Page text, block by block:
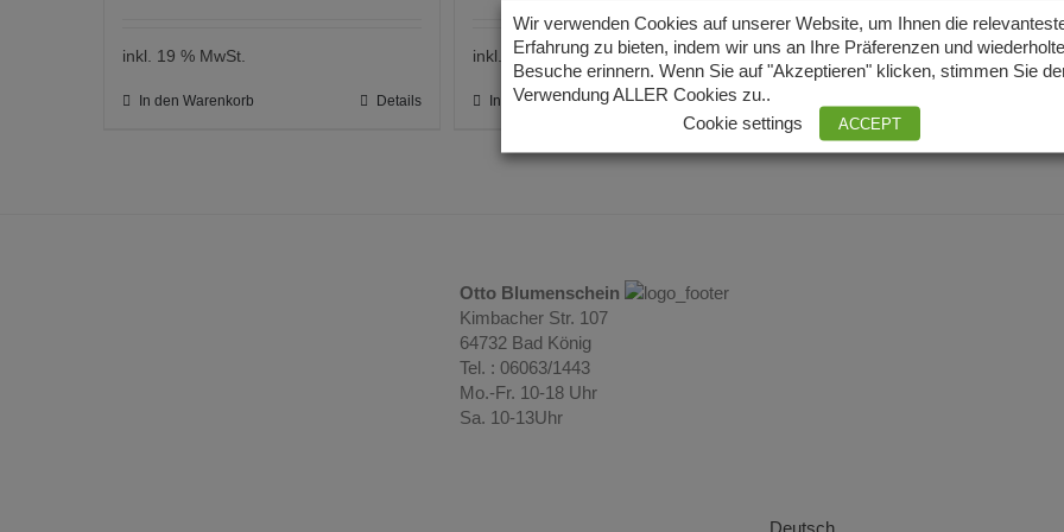
inkl. 19 % MwSt.
In den Warenkorb Details
inkl. 19 % MwSt.
In den Warenkorb Details
Otto Blumenschein
Kimbacher Str. 107
64732 Bad König
Tel. : 06063/1443
Mo.-Fr. 10-18 Uhr
Sa. 10-13Uhr
Wir verwenden Cookies auf unserer Website, um Ihnen die
Erfahrung zu bieten, indem wir uns an Ihre Präferenzen und
Besuche erinnern. Wenn Sie auf "Akzeptieren" klicken, stimmen Sie
Verwendung ALLER Cookies zu..
Cookie settings
ACCEPT
Deutsch